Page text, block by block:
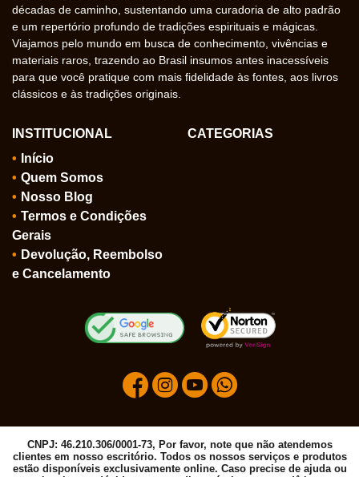
décadas de caminho, sustentando uma curadoria de alto padrão
e um repertório profundo de tradições espirituais e mágicas.
Viajamos pelo mundo em busca de conhecimento, vivências e
materiais raros, trazendo ao Brasil insumos antes inacessíveis
para que você pratique com mais fidelidade às fontes, aos livros
clássicos e às tradições originais.
INSTITUCIONAL
Início
Quem Somos
Nosso Blog
Termos e Condições
Gerais
Devolução, Reembolso
e Cancelamento
CATEGORIAS
CNPJ: 46.210.306/0001-73, Por favor, note que não atendemos
clientes em nosso escritório. Todos os nossos serviços e produtos
estão disponíveis exclusivamente online. Caso precise de ajuda ou